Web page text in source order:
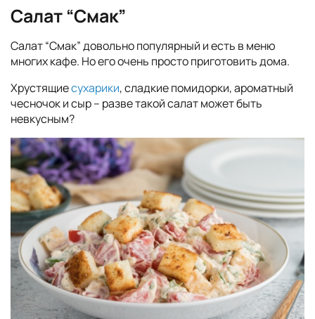
Салат “Смак”
Салат “Смак” довольно популярный и есть в меню
многих кафе. Но его очень просто приготовить дома.
Хрустящиесухарики, сладкие помидорки, ароматный
чесночок и сыр – разве такой салат может быть
невкусным?